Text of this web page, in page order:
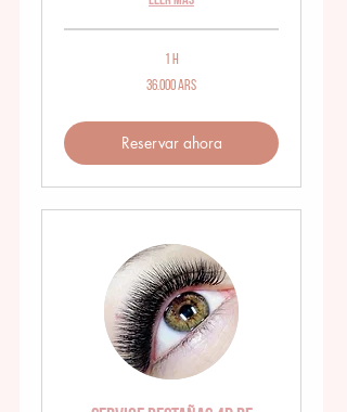
1 h
36.000 ARS
Reservar ahora